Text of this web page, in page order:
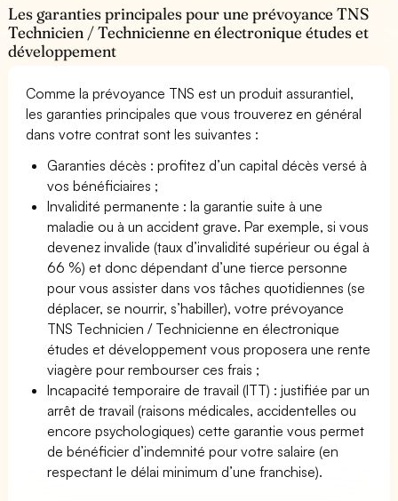
Les garanties principales pour une prévoyance TNS
Technicien / Technicienne en électronique études et
développement
Comme la prévoyance TNS est un produit assurantiel,
les garanties principales que vous trouverez en général
dans votre contrat sont les suivantes :
Garanties décès : profitez d’un capital décès versé à
vos bénéficiaires ;
Invalidité permanente : la garantie suite à une
maladie ou à un accident grave. Par exemple, si vous
devenez invalide (taux d’invalidité supérieur ou égal à
66 %) et donc dépendant d’une tierce personne
pour vous assister dans vos tâches quotidiennes (se
déplacer, se nourrir, s’habiller), votre prévoyance
TNS Technicien / Technicienne en électronique
études et développement vous proposera une rente
viagère pour rembourser ces frais ;
Incapacité temporaire de travail (ITT) : justifiée par un
arrêt de travail (raisons médicales, accidentelles ou
encore psychologiques) cette garantie vous permet
de bénéficier d’indemnité pour votre salaire (en
respectant le délai minimum d’une franchise).